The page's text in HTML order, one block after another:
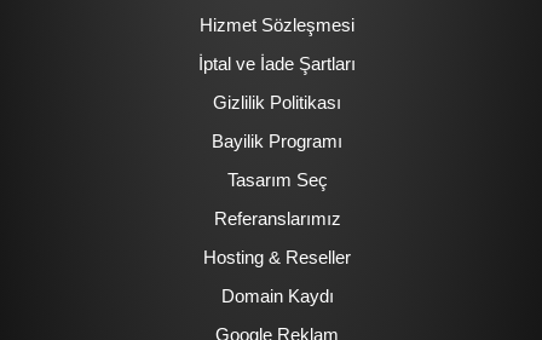
Hizmet Sözleşmesi
İptal ve İade Şartları
Gizlilik Politikası
Bayilik Programı
Tasarım Seç
Referanslarımız
Hosting & Reseller
Domain Kaydı
Google Reklam